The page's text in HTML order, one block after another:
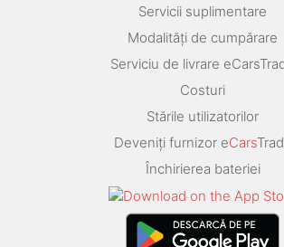
Servicii suplimentare
Modalități de cumpărare
Serviciu de livrare
Costuri
Stările utilizatorilor
Deveniți furnizor eCars
Închirierea bateriei